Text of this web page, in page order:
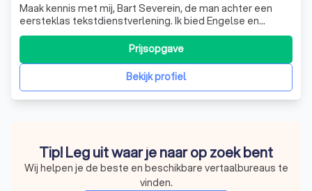
Maak kennis met mij, Bart Severein, de man achter een
eersteklas tekstdienstverlening. Ik bied Engelse en
Nederlandse vertaal- en proefleesdiensten, maar ook
transcripties en ondertiteling. Dit doe ik voor beide talen,
ik lever bijvoorbeeld zowel vertalingen uit het Engels naar
het Nederlands, als a
Bekijk profiel
Prijsopgave
Tip! Leg uit waar je naar op zoek bent
Wij helpen je de beste en beschikbare vertaalbureaus te
vinden.